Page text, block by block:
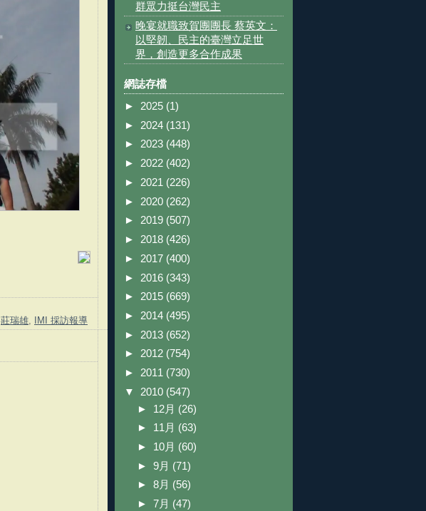
莊瑞雄 IMI 採訪報導
群眾力挺台灣民主
晚宴就職致賀團團長 蔡英文：
以堅韌、民主的臺灣立足世
界，創造更多合作成果
網誌存檔
► 2025 (1)
► 2024 (131)
► 2023 (448)
► 2022 (402)
► 2021 (226)
► 2020 (262)
► 2019 (507)
► 2018 (426)
► 2017 (400)
► 2016 (343)
► 2015 (669)
► 2014 (495)
► 2013 (652)
► 2012 (754)
► 2011 (730)
▼ 2010 (547)
► 12月 (26)
► 11月 (63)
► 10月 (60)
► 9月 (71)
► 8月 (56)
► 7月 (47)